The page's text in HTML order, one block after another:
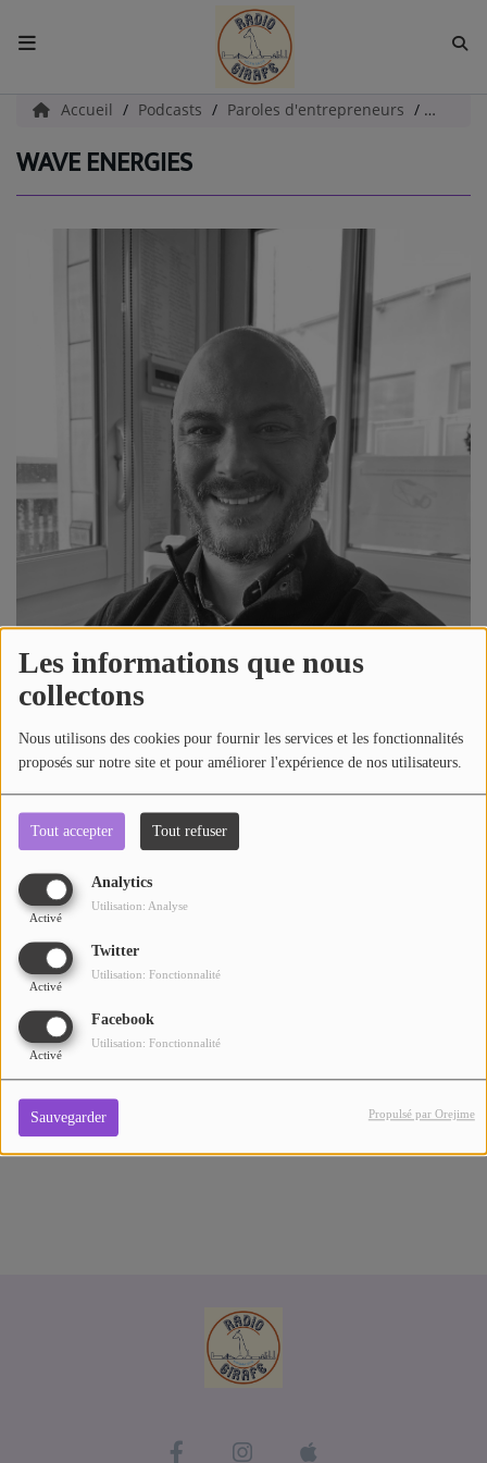
Les informations que nous
collectons
Nous utilisons des cookies pour fournir les services et les fonctionnalités
proposés sur notre site et pour améliorer l'expérience de nos utilisateurs.
Tout accepter Tout refuser
Analytics
Activé
Utilisation: Analyse
Twitter
Activé
Utilisation: Fonctionnalité
Facebook
Activé
Utilisation: Fonctionnalité
Sauvegarder Propulsé par Orejime
ACCUEIL
Radio
EQUIPES
EVÈNEMENTS
UN HAVRE DE CULTURE
PAROLES D'ENTREPRENEURS
AU TOUR DE ... AUTOUR DE ....
ÊTRE-BIEN
LE LIVE RADIO GIRAFE
DICTIONNAIRE DES IDÉES CONFUSES
BOULEVARD DES ARTISTES
LES MOTS À LA BOUCHE
SPORT ADDICT
PETITS RÉCITS DE JAZZ
Contact
Se connecter
Accueil Podcasts Paroles d'entrepreneurs WAVE
WAVE ENERGIES
1136 vues
Écouter le podcast Télécharger le podcast
Avec Marc-Antoine HILBERT directeur général de la société
WAVE ENERGIES
Commentaires(0)
SE CONNECTER